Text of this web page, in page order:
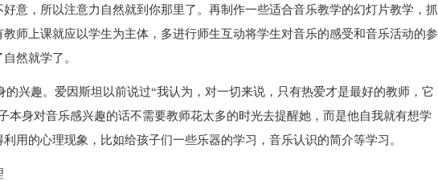
意，所以注意力自然就到你那里了。再制作一些适合音乐教学的幻灯片教学，抓
师上课就应以学生为主体，多进行师生互动将学生对音乐的感受和音乐活动的参
然就学了。
的兴趣。爱因斯坦以前说过“我认为，对一切来说，只有热爱才是最好的教师，它
本身对音乐感兴趣的话不需要教师花太多的时光去提醒她，而是他自我就有想学
用的心理现象，比如给孩子们一些乐器的学习，音乐认识的简介等学习。